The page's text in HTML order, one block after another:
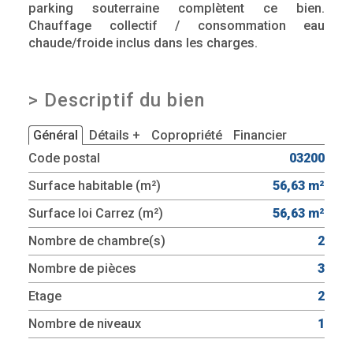
parking souterraine complètent ce bien.
Chauffage collectif / consommation eau
chaude/froide inclus dans les charges.
> Descriptif du bien
Général Détails + Copropriété
Financier
Code postal
03200
Surface habitable (m²)
56,63 m²
Surface loi Carrez (m²)
56,63 m²
Nombre de chambre(s)
2
Nombre de pièces
3
Etage
2
Nombre de niveaux
1